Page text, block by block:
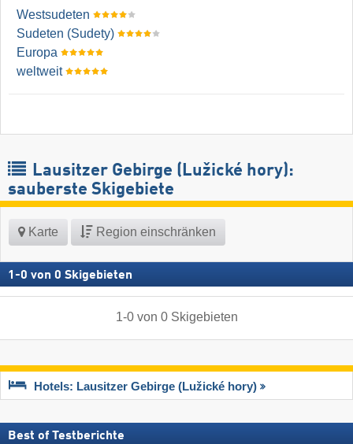
Westsudeten
Sudeten (Sudety)
Europa
weltweit
Lausitzer Gebirge (Lužické hory):
sauberste Skigebiete
Karte Region einschränken
1 -0 von 0 Skigebieten
1-0von 0 Skigebieten
Hotels: Lausitzer Gebirge (Lužické hory)
Best of Testberichte